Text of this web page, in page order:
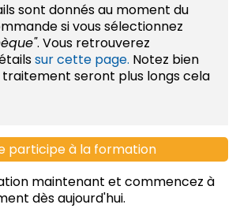
sont donnés au moment du
si vous sélectionnez
. Vous retrouverez
sur cette page. Notez bien
traitement seront plus longs cela
participe à la formation
maintenant et commencez à
dès aujourd'hui.